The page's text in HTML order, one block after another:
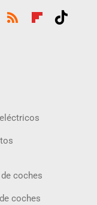
coches
coches